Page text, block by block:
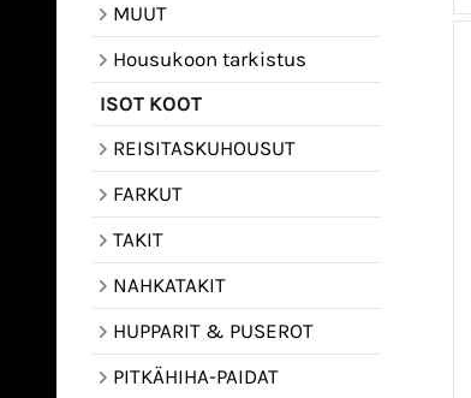
MUUT
Housukoon tarkistus
ISOT KOOT
REISITASKUHOUSUT
FARKUT
TAKIT
NAHKATAKIT
HUPPARIT & PUSEROT
PITKÄHIHA-PAIDAT